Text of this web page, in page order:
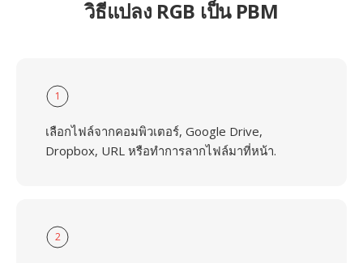
วิธีแปลง RGB เป็น PBM
1
เลือกไฟล์จากคอมพิวเตอร์, Google Drive,
Dropbox, URL หรือทำการลากไฟล์มาที่หน้า.
2